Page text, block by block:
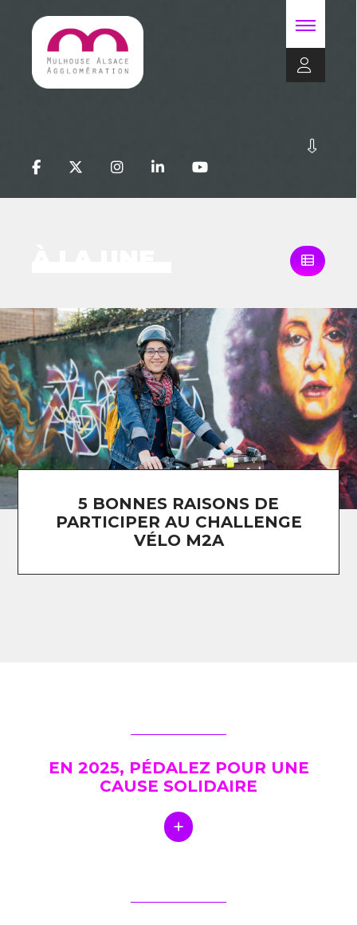
5 BONNES RAISONS DE
PARTICIPER AU CHALLENGE
VÉLO M2A
EN 2025, PÉDALEZ POUR UNE
CAUSE SOLIDAIRE